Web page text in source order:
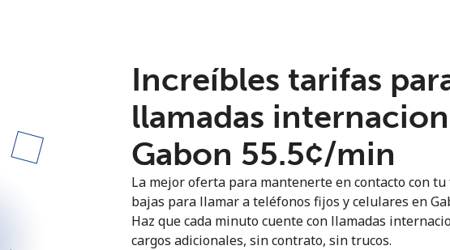
¿Ya tienes una cuenta? Inicia sesión →
Regístrate con
Increíbles tarifas
llamadas
Gabon ⁦55.5¢⁩/min
La mejor oferta para mantenerte en contacto con
bajas para llamar a teléfonos fijos y celulares en
Haz que cada minuto cuente con llamadas
cargos adicionales, sin contrato, sin trucos.